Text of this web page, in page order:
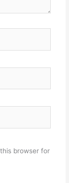
browser for